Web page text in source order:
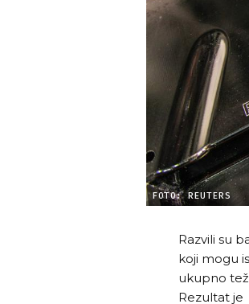
FOTO: REUTERS
Razvili su
koji mogu
ukupno
Rezultat je